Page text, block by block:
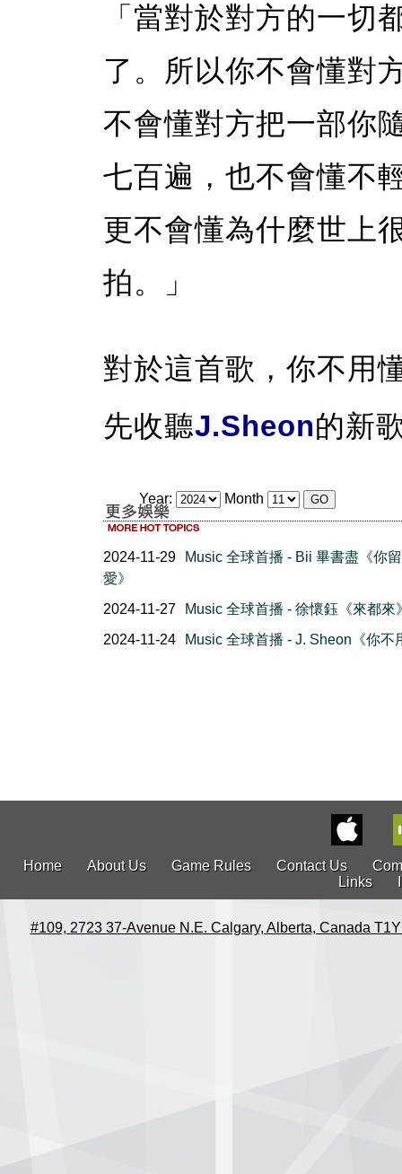
「當對於對方的一切
了。所以你不會懂對
不會懂對方把一部你
七百遍，也不會懂不
更不會懂為什麼世上
拍。」
對於這首歌，你不用
先收聽J.Sheon的新
Year: Month
2024-11-29
Music 全球首播 - Bii 畢書盡《你
愛》
2024-11-27
Music 全球首播 - 徐懷鈺《來都來
2024-11-24
Music 全球首播 - J. Sheon《你不
Home About Us Game Rules Contact Us
Links
#109, 2723 37-Avenue N.E. Calgary, Alberta, Canada